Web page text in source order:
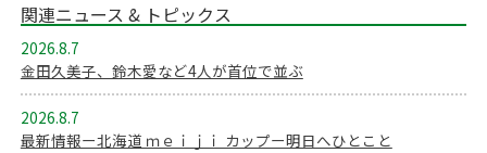
関連ニュース & トピックス
2026.8.7
金田久美子、鈴木愛など4人が首位で並ぶ
2026.8.7
最新情報ー北海道 ｍｅｉｊｉ カップー明日へひとこと